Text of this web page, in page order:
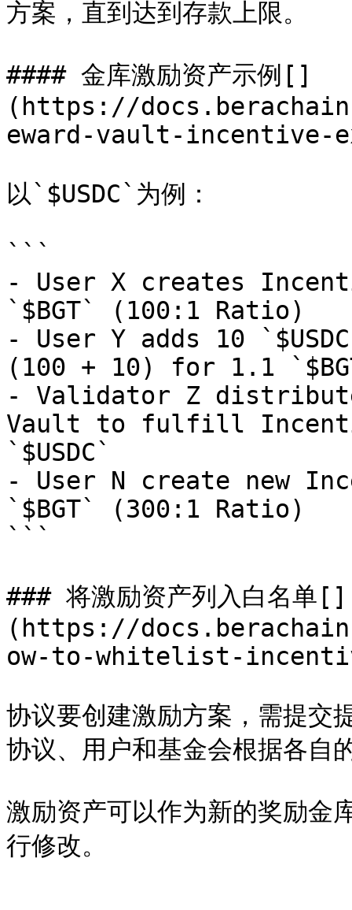
方案，直到达到存款上限。
#### 金库激励资产示例[​]
(https://
eward-vault-incentive-
以`$USDC`为例：
```
- User X creates
`$BGT` (100:1 Ratio)
- User Y adds 10
(100 + 10) for 1.1
- Validator Z
Vault to fulfill
`$USDC`
- User N create new
`$BGT` (300:1 Ratio)
```
### 将激励资产列入白名单[​]
(https://
ow-to-whitelist-incentive-
协议要创建激励方案，需提交
协议、用户和基金会根据各自
激励资产可以作为新的奖励金